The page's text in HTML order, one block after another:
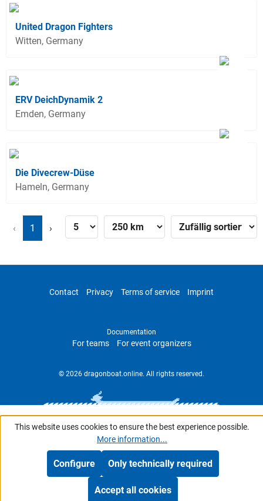
United Dragon Fighters
Witten, Germany
ERV DeichDynamik 2
Emden, Germany
Die Divecrew-Düse
Hameln, Germany
‹ 1 ›
Contact Privacy Terms of service Imprint
Documentation
For teams For event organizers
© 2026 dragonboat.online. All rights reserved.
This website uses cookies to ensure the best experience possible.
More information...
Only technically required
Configure
Accept all cookies